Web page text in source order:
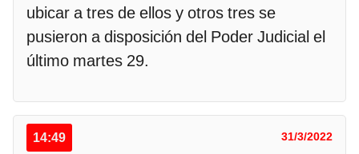
ubicar a tres de ellos y otros tres se
pusieron a disposición del Poder Judicial el
último martes 29.
14:49 31/3/2022